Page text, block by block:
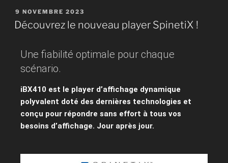
9 NOVEMBRE 2023
Découvrez le nouveau player SpinetiX !
Une fiabilité optimale pour chaque
scénario.
iBX410 est le player d’affichage dynamique
polyvalent doté des dernières technologies et
conçu pour répondre sans effort à tous vos
besoins d’affichage. Jour après jour.